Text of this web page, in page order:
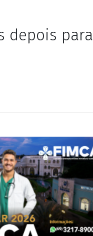
depois para